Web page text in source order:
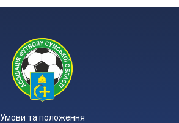
Умови та положення